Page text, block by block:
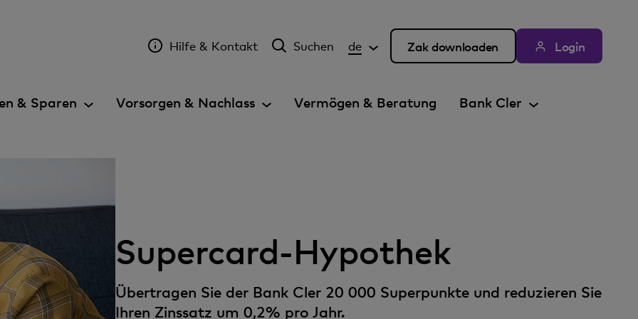
Hilfe & Kontakt Suchen de Zak downloaden Login
& Sparen Vorsorgen & Nachlass Vermögen & Beratung Bank Cler
Supercard-Hypothek
Übertragen Sie der Bank Cler 20 000 Superpunkte und reduzieren Sie
Ihren Zinssatz um 0,2% pro Jahr.